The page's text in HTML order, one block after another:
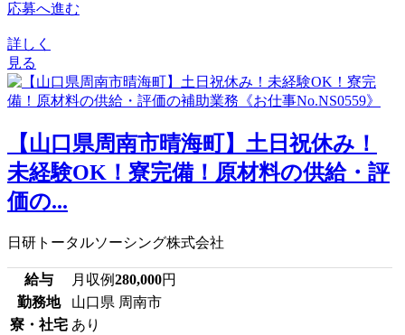
応募へ進む
詳しく
見る
【山口県周南市晴海町】土日祝休み！
未経験OK！寮完備！原材料の供給・評
価の...
日研トータルソーシング株式会社
給与 月収例280,000円
勤務地
山口県 周南市
寮・社宅 あり